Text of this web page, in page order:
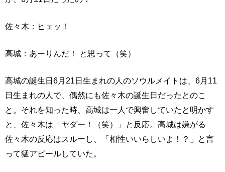
佐々木：ヒェッ！
高城：あーりんだ！ と思って（笑）
高城の誕生日6月21日生まれの人のソウルメイトは、6月11
日生まれの人で、偶然にも佐々木の誕生日だったとのこ
と。それを知った時、高城は一人で興奮していたと明かす
と、佐々木は「ヤダー！（笑）」と反応。高城は嫌がる
佐々木の反応はスルーし、「相性いいらしいよ！？」と言
って猛アピールしていた。